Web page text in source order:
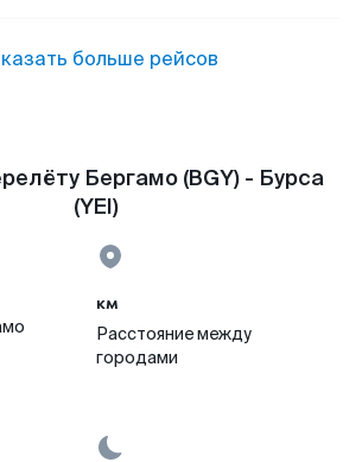
больше рейсов
Бергамо (BGY) - Бурса
(YEI)
км
Расстояние между
городами